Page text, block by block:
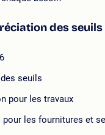
des seuils
seuils
pour les travaux
les fournitures et